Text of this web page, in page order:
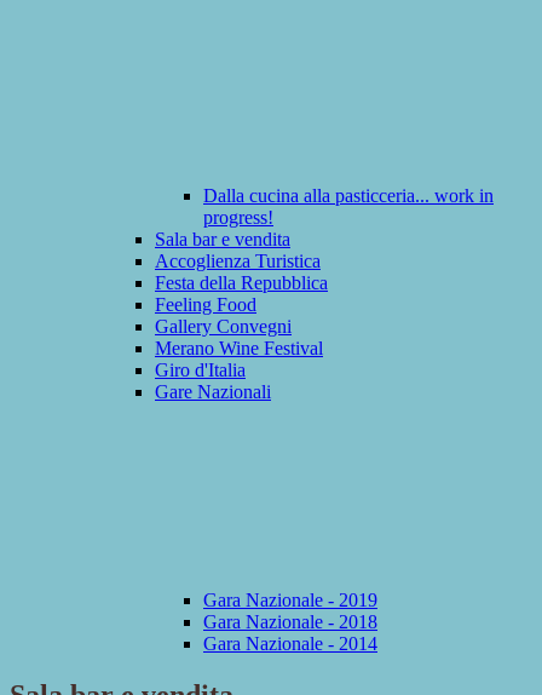
Dalla cucina alla pasticceria... work in
progress!
Sala bar e vendita
Accoglienza Turistica
Festa della Repubblica
Feeling Food
Gallery Convegni
Merano Wine Festival
Giro d'Italia
Gare Nazionali
Gara Nazionale - 2019
Gara Nazionale - 2018
Gara Nazionale - 2014